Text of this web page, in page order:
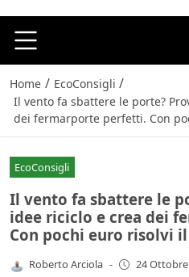
Home / EcoConsigli /
Il vento fa sbattere le porte?
dei fermarporte perfetti. Con
EcoConsigli
Il vento fa sbattere le
idee riciclo e crea dei
Con pochi euro risolvi
Roberto Arciola - 24